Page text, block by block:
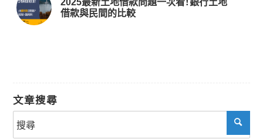
2025最新土地借款問題一次看！銀行土地
借款與民間的比較
文章搜尋